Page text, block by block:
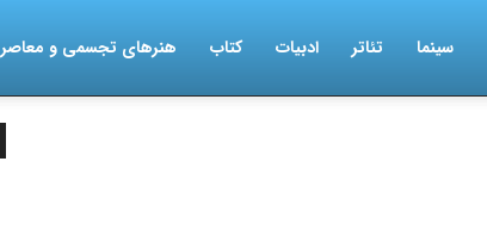
سینما تئاتر ادبیات کتاب هنرهای تجسمی و معاصر